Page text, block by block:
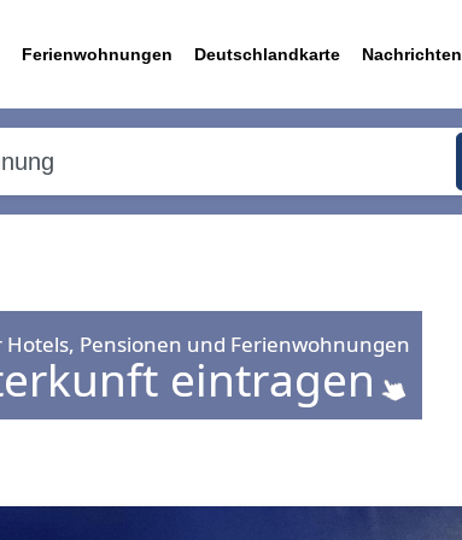
Ferienwohnungen Deutschlandkarte Nachrichten